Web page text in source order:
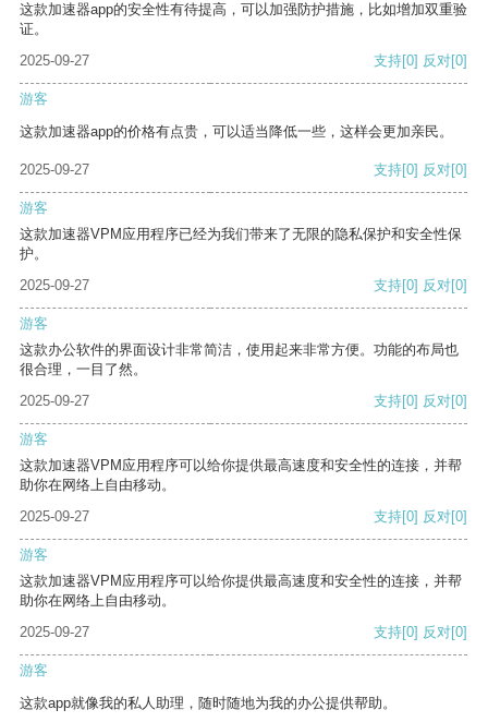
这款加速器app的安全性有待提高，可以加强防护措施，比如增加双重验
证。
2025-09-27
支持[0] 反对[0]
游客
这款加速器app的价格有点贵，可以适当降低一些，这样会更加亲民。
2025-09-27 支持[0] 反对[0]
游客
这款加速器VPM应用程序已经为我们带来了无限的隐私保护和安全性保
护。
2025-09-27
支持[0] 反对[0]
游客
这款办公软件的界面设计非常简洁，使用起来非常方便。功能的布局也
很合理，一目了然。
2025-09-27
支持[0] 反对[0]
游客
这款加速器VPM应用程序可以给你提供最高速度和安全性的连接，并帮
助你在网络上自由移动。
2025-09-27
支持[0] 反对[0]
游客
这款加速器VPM应用程序可以给你提供最高速度和安全性的连接，并帮
助你在网络上自由移动。
2025-09-27
支持[0] 反对[0]
游客
这款app就像我的私人助理，随时随地为我的办公提供帮助。